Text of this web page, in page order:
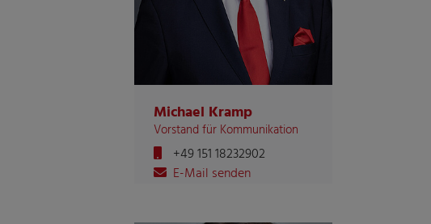
Michael Kramp
Vorstand für Kommunikation
+49 151 18232902
E-Mail senden